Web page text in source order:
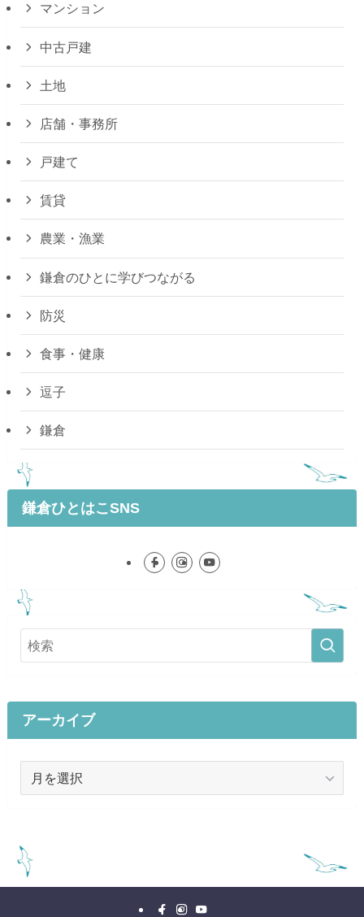
マンション
中古戸建
土地
店舗・事務所
戸建て
賃貸
農業・漁業
鎌倉のひとに学びつながる
防災
食事・健康
逗子
鎌倉
鎌倉ひとはこSNS
アーカイブ
ブ